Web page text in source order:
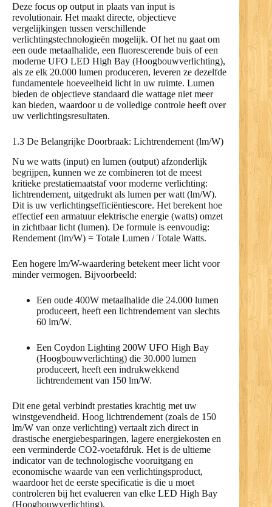
Deze focus op output in plaats van input is
revolutionair. Het maakt directe, objectieve
vergelijkingen tussen verschillende
verlichtingstechnologieën mogelijk. Of het nu gaat om
een oude metaalhalide, een fluorescerende buis of een
moderne UFO LED High Bay (Hoogbouwverlichting),
als ze elk 20.000 lumen produceren, leveren ze dezelfde
fundamentele hoeveelheid licht in uw ruimte. Lumen
bieden de objectieve standaard die wattage niet meer
kan bieden, waardoor u de volledige controle heeft over
uw verlichtingsresultaten.
1.3 De Belangrijke Doorbraak: Lichtrendement (lm/W)
Nu we watts (input) en lumen (output) afzonderlijk
begrijpen, kunnen we ze combineren tot de meest
kritieke prestatiemaatstaf voor moderne verlichting:
lichtrendement, uitgedrukt als lumen per watt (lm/W).
Dit is uw verlichtingsefficiëntiescore. Het berekent hoe
effectief een armatuur elektrische energie (watts) omzet
in zichtbaar licht (lumen). De formule is eenvoudig:
Rendement (lm/W) = Totale Lumen / Totale Watts.
Een hogere lm/W-waardering betekent meer licht voor
minder vermogen. Bijvoorbeeld:
Een oude 400W metaalhalide die 24.000 lumen
produceert, heeft een lichtrendement van slechts
60 lm/W.
Een Coydon Lighting 200W UFO High Bay
(Hoogbouwverlichting) die 30.000 lumen
produceert, heeft een indrukwekkend
lichtrendement van 150 lm/W.
Dit ene getal verbindt prestaties krachtig met uw
winstgevendheid. Hoog lichtrendement (zoals de 150
lm/W van onze verlichting) vertaalt zich direct in
drastische energiebesparingen, lagere energiekosten en
een verminderde CO2-voetafdruk. Het is de ultieme
indicator van de technologische vooruitgang en
economische waarde van een verlichtingsproduct,
waardoor het de eerste specificatie is die u moet
controleren bij het evalueren van elke LED High Bay
(Hoogbouwverlichting).